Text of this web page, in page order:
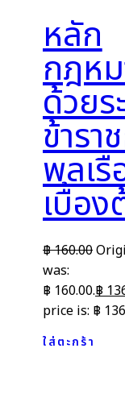
หลัก
กฎห
ด้วยร
ข้ารา
พลเรื
เบื้อ
฿160.00
was:
฿ 160.00.฿
price is: ฿
ใส่ตะกร้า